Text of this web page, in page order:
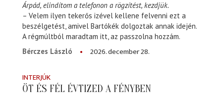
Árpád, elindítom a telefonon a rögzítést, kezdjük.
– Velem ilyen tekerős izével kellene felvenni ezt a
beszélgetést, amivel Bartókék dolgoztak annak idején.
A régmúltból maradtam itt, az passzolna hozzám.
Bérczes László
2026. december 28.
INTERJÚK
ÖT ÉS FÉL ÉVTIZED A FÉNYBEN